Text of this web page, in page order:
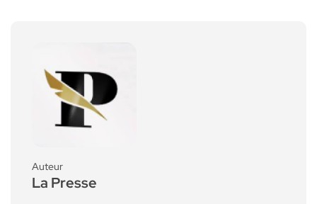
Auteur
La Presse